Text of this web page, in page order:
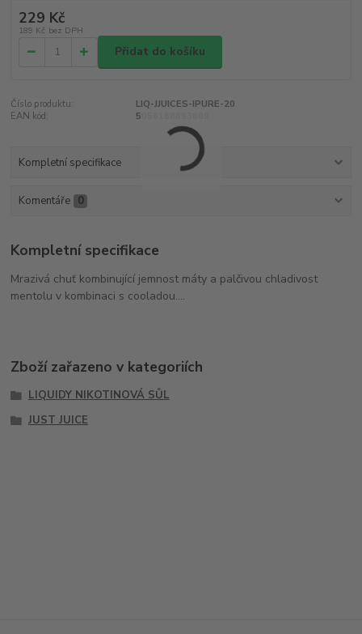
229 Kč
189 Kč bez DPH
Přidat do košíku
Číslo produktu:
LIQ-JJUICES-IPURE-20
EAN kód:
5056168893669
Kompletní specifikace
Komentáře 0
Kompletní specifikace
Mrazivá chuť kombinující jemnost máty a palčivou chladivost
mentolu v kombinaci s cooladou....
Zboží zařazeno v kategoriích
LIQUIDY NIKOTINOVÁ SŮL
JUST JUICE